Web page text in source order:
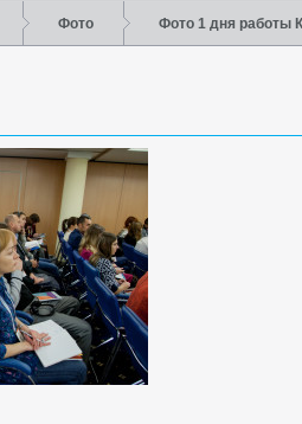
Фото Фото 1 дня работы